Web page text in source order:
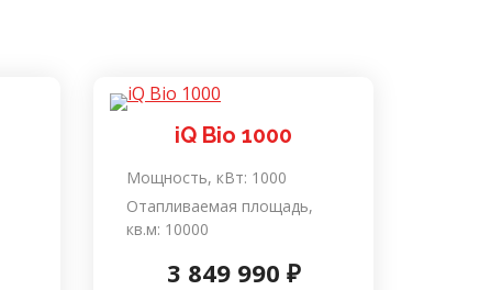
iQ Bio 1000
Мощность, кВт: 1000
Отапливаемая площадь,
кв.м: 10000
3 849 990 ₽